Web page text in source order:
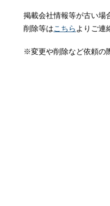
掲載会社情報等が古い場
削除等はこちら よりご連
※変更や削除など依頼の